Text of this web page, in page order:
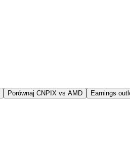
Porównaj CNPIX vs AMD Earnings